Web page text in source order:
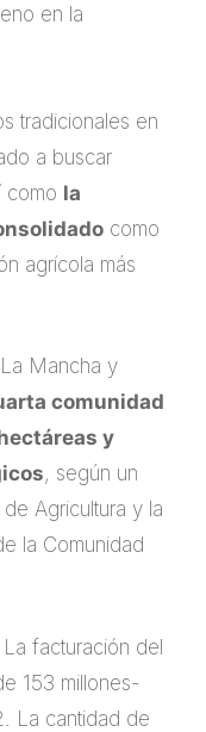
en la
tradicionales en
a buscar
como la
como
agrícola más
Mancha y
comunidad
y
, según un
Agricultura y la
la Comunidad
facturación del
153 millones-
La cantidad de